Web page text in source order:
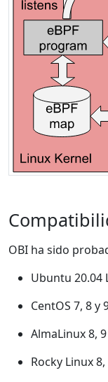
OBI ha sido
Ubuntu 20.04
CentOS 7, 8 y
AlmaLinux 8, 9
Rocky Linux 8,